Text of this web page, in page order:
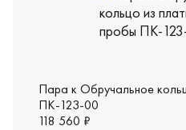
Пара к Обручальное
ПК-123-00
118 560 ₽